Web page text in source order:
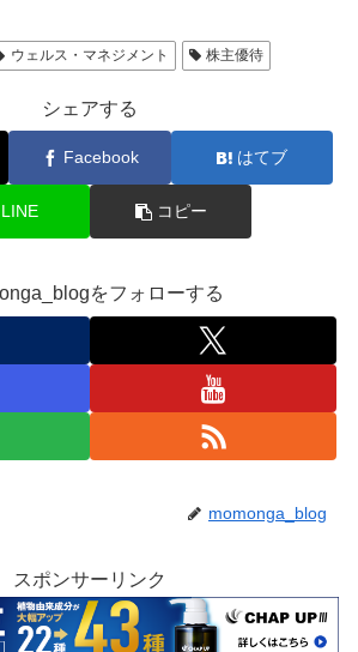
ウェルス・マネジメント 株主優待
シェアする
Facebook はてブ
LINE コピー
をフォローする
momonga_blog
スポンサーリンク